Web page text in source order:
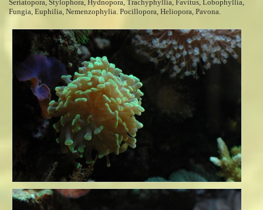
Seriatopora, Stylophora, Hydnopora, Trachyphyllia, Favitus, Lobophyllia,
Fungia, Euphilia, Nemenzophylia. Pocillopora, Heliopora, Pavona.